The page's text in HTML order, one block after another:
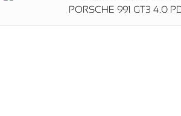
PORSCHE 991 GT3 4.0